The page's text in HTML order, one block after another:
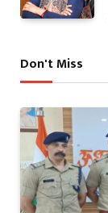
Don't Miss